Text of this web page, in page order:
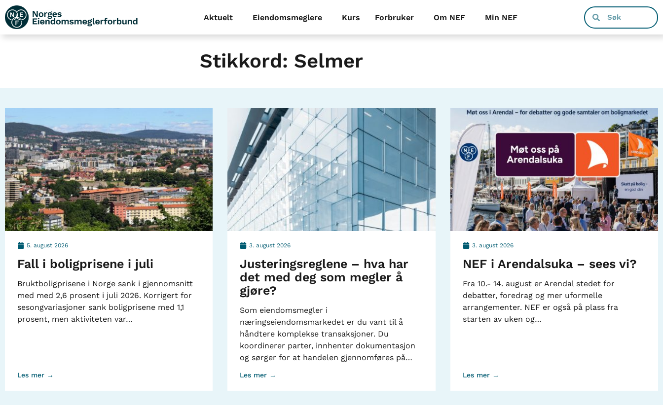
Aktuelt Eiendomsmeglere Kurs Forbruker Om NEF Min NEF
Stikkord: Selmer
5. august 2026
Fall i boligprisene i juli
Bruktboligprisene i Norge sank i gjennomsnitt
med med 2,6 prosent i juli 2026. Korrigert for
sesongvariasjoner sank boligprisene med 1,1
prosent, men aktiviteten var…
Les mer →
3. august 2026
Justeringsreglene – hva har
det med deg som megler å
gjøre?
Som eiendomsmegler i
næringseiendomsmarkedet er du vant til å
håndtere komplekse transaksjoner. Du
koordinerer parter, innhenter dokumentasjon
og sørger for at handelen gjennomføres på…
Les mer →
3. august 2026
NEF i Arendalsuka – sees vi?
Fra 10.- 14. august er Arendal stedet for
debatter, foredrag og mer uformelle
arrangementer. NEF er også på plass fra
starten av uken og…
Les mer →